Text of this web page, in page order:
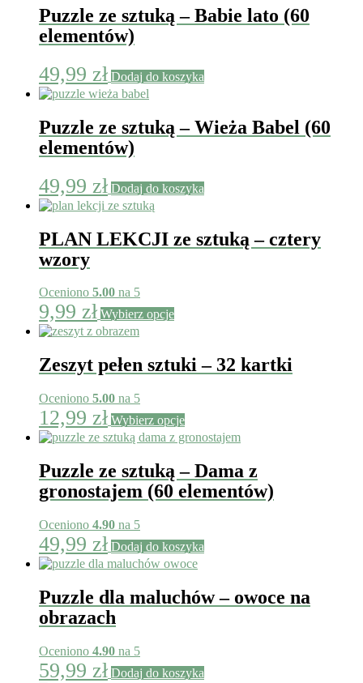
Puzzle ze sztuką – Babie lato (60
elementów)
49,99 zł Dodaj do koszyka
Puzzle ze sztuką – Wieża Babel (60
elementów)
49,99 zł Dodaj do koszyka
PLAN LEKCJI ze sztuką – cztery
wzory
Oceniono 5.00 na 5
9,99 zł Wybierz opcje
Ten
produkt
wariantów.
Opcje
na
stronie
Zeszyt pełen sztuki – 32 kartki
Oceniono 5.00 na 5
12,99 zł Wybierz opcje
Ten
produkt
ma
wariantów.
Opcje
można
stronie
produktu
Puzzle ze sztuką – Dama z
gronostajem (60 elementów)
Oceniono 4.90 na 5
49,99 zł Dodaj do koszyka
Puzzle dla maluchów – owoce na
obrazach
Oceniono 4.90 na 5
59,99 zł Dodaj do koszyka